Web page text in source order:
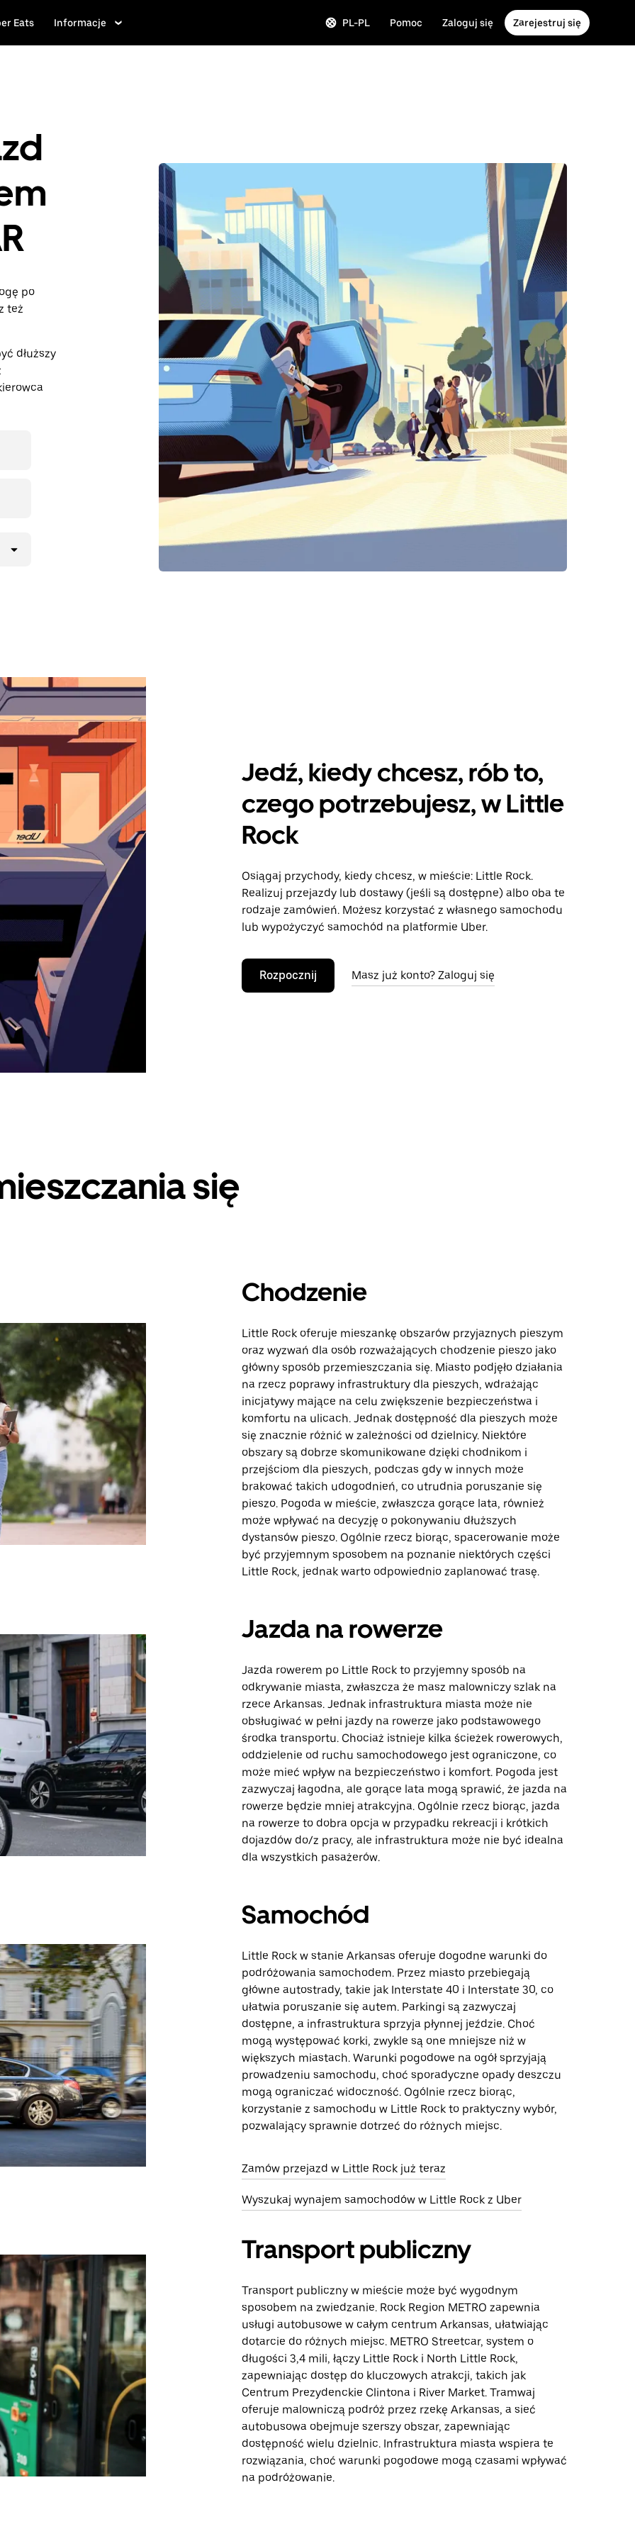
Eats Informacje PL-PL Pomoc Zaloguj się Zarejestruj się
po
też
dłuższy
Jedź, kiedy chcesz, rób to,
czego potrzebujesz, w Little
Rock
Osiągaj przychody, kiedy chcesz, w mieście: Little Rock.
Realizuj przejazdy lub dostawy (jeśli są dostępne) albo oba te
rodzaje zamówień. Możesz korzystać z własnego samochodu
lub wypożyczyć samochód na platformie Uber.
Rozpocznij Masz już konto? Zaloguj się
się
Chodzenie
Little Rock oferuje mieszankę obszarów przyjaznych pieszym
oraz wyzwań dla osób rozważających chodzenie pieszo jako
główny sposób przemieszczania się. Miasto podjęło działania
na rzecz poprawy infrastruktury dla pieszych, wdrażając
inicjatywy mające na celu zwiększenie bezpieczeństwa i
komfortu na ulicach. Jednak dostępność dla pieszych może
się znacznie różnić w zależności od dzielnicy. Niektóre
obszary są dobrze skomunikowane dzięki chodnikom i
przejściom dla pieszych, podczas gdy w innych może
brakować takich udogodnień, co utrudnia poruszanie się
pieszo. Pogoda w mieście, zwłaszcza gorące lata, również
może wpływać na decyzję o pokonywaniu dłuższych
dystansów pieszo. Ogólnie rzecz biorąc, spacerowanie może
być przyjemnym sposobem na poznanie niektórych części
Little Rock, jednak warto odpowiednio zaplanować trasę.
Jazda na rowerze
Jazda rowerem po Little Rock to przyjemny sposób na
odkrywanie miasta, zwłaszcza że masz malowniczy szlak na
rzece Arkansas. Jednak infrastruktura miasta może nie
obsługiwać w pełni jazdy na rowerze jako podstawowego
środka transportu. Chociaż istnieje kilka ścieżek rowerowych,
oddzielenie od ruchu samochodowego jest ograniczone, co
może mieć wpływ na bezpieczeństwo i komfort. Pogoda jest
zazwyczaj łagodna, ale gorące lata mogą sprawić, że jazda na
rowerze będzie mniej atrakcyjna. Ogólnie rzecz biorąc, jazda
na rowerze to dobra opcja w przypadku rekreacji i krótkich
dojazdów do/z pracy, ale infrastruktura może nie być idealna
dla wszystkich pasażerów.
Samochód
Little Rock w stanie Arkansas oferuje dogodne warunki do
podróżowania samochodem. Przez miasto przebiegają
główne autostrady, takie jak Interstate 40 i Interstate 30, co
ułatwia poruszanie się autem. Parkingi są zazwyczaj
dostępne, a infrastruktura sprzyja płynnej jeździe. Choć
mogą występować korki, zwykle są one mniejsze niż w
większych miastach. Warunki pogodowe na ogół sprzyjają
prowadzeniu samochodu, choć sporadyczne opady deszczu
mogą ograniczać widoczność. Ogólnie rzecz biorąc,
korzystanie z samochodu w Little Rock to praktyczny wybór,
pozwalający sprawnie dotrzeć do różnych miejsc.
Zamów przejazd w Little Rock już teraz
Wyszukaj wynajem samochodów w Little Rock z Uber
Transport publiczny
Transport publiczny w mieście może być wygodnym
sposobem na zwiedzanie. Rock Region METRO zapewnia
usługi autobusowe w całym centrum Arkansas, ułatwiając
dotarcie do różnych miejsc. METRO Streetcar, system o
długości 3,4 mili, łączy Little Rock i North Little Rock,
zapewniając dostęp do kluczowych atrakcji, takich jak
Centrum Prezydenckie Clintona i River Market. Tramwaj
oferuje malowniczą podróż przez rzekę Arkansas, a sieć
autobusowa obejmuje szerszy obszar, zapewniając
dostępność wielu dzielnic. Infrastruktura miasta wspiera te
rozwiązania, choć warunki pogodowe mogą czasami wpływać
na podróżowanie.